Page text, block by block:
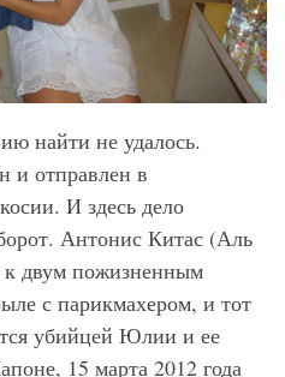
найти не удалось.
и отправлен в
И здесь дело
Антонис Китас (Аль
двум пожизненным
с парикмахером, и тот
убийцей Юлии и ее
15 марта 2012 года